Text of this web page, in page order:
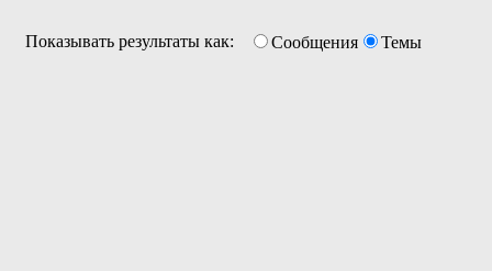
Показывать результаты как: Сообщения Темы